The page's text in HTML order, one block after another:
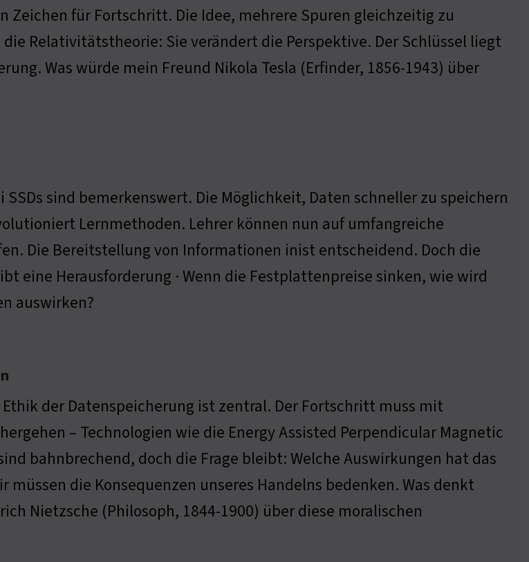
Zeichen für Fortschritt. Die Idee, mehrere Spuren gleichzeitig zu
die Relativitätstheorie: Sie verändert die Perspektive. Der Schlüssel liegt
Was würde mein Freund Nikola Tesla (Erfinder, 1856-1943) über
sind bemerkenswert. Die Möglichkeit, Daten schneller zu speichern
Lernmethoden. Lehrer können nun auf umfangreiche
Die Bereitstellung von Informationen inist entscheidend. Doch die
eine Herausforderung · Wenn die Festplattenpreise sinken, wie wird
auswirken?
Ethik der Datenspeicherung ist zentral. Der Fortschritt muss mit
– Technologien wie die Energy Assisted Perpendicular Magnetic
bahnbrechend, doch die Frage bleibt: Welche Auswirkungen hat das
müssen die Konsequenzen unseres Handelns bedenken. Was denkt
Nietzsche (Philosoph, 1844-1900) über diese moralischen